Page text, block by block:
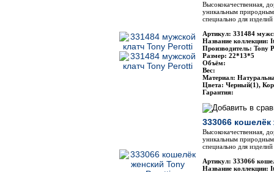
Высококачественная,
уникальным
специально для
Артикул: 331484
Название коллекции:
Производитель: Tony
Размер: 22*13*5
Объём:
Вес:
Материал:
Цвета: Черный(1),
Гарантия:
333066
Высококачественная,
уникальным
специально для
Артикул: 333066
Название коллекции: